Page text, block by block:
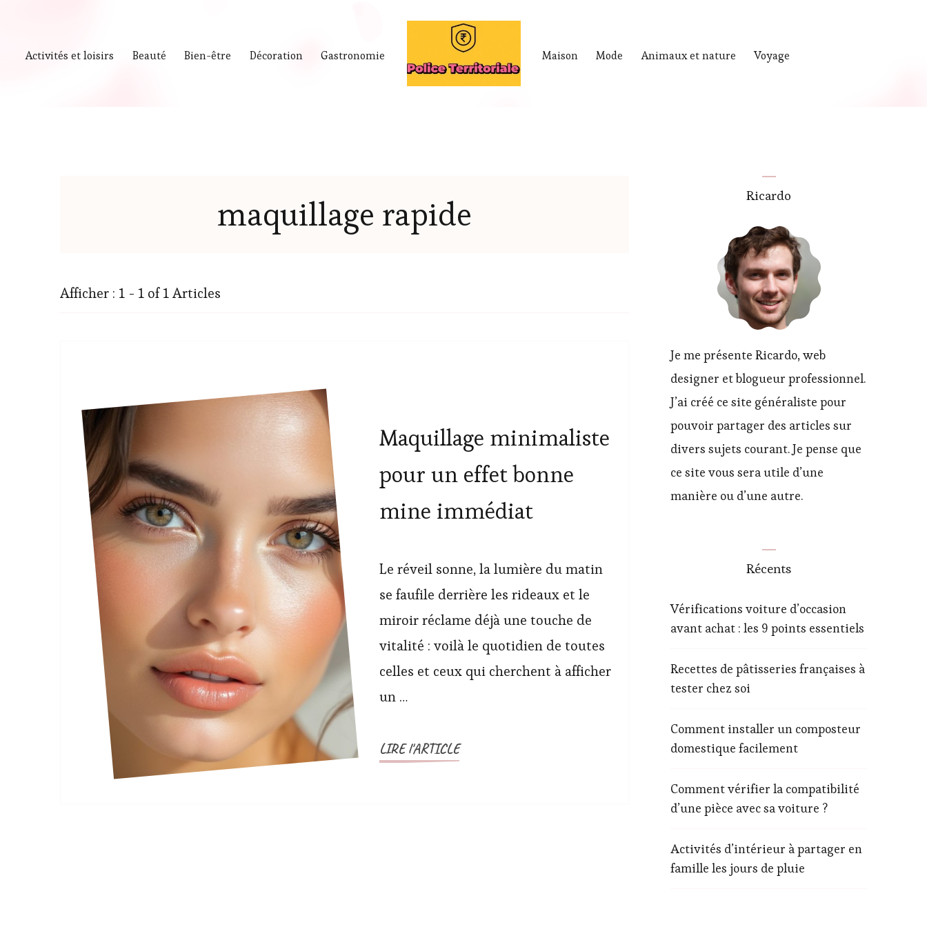
Activités et loisirs Beauté Bien-être Décoration Gastronomie Maison Mode Animaux et nature Voyage
maquillage rapide
Afficher : 1 - 1 of 1 Articles
Maquillage minimaliste
pour un effet bonne
mine immédiat
Le réveil sonne, la lumière du matin
se faufile derrière les rideaux et le
miroir réclame déjà une touche de
vitalité : voilà le quotidien de toutes
celles et ceux qui cherchent à afficher
un …
LIRE l'ARTICLE
Ricardo
Je me présente Ricardo, web
designer et blogueur professionnel.
J’ai créé ce site généraliste pour
pouvoir partager des articles sur
divers sujets courant. Je pense que
ce site vous sera utile d’une
manière ou d’une autre.
Récents
Vérifications voiture d’occasion
avant achat : les 9 points essentiels
Recettes de pâtisseries françaises à
tester chez soi
Comment installer un composteur
domestique facilement
Comment vérifier la compatibilité
d’une pièce avec sa voiture ?
Activités d’intérieur à partager en
famille les jours de pluie